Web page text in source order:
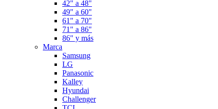
42" a 48"
49" a 60"
61" a 70"
71" a 86"
86" y más
Marca
Samsung
LG
Panasonic
Kalley
Hyundai
Challenger